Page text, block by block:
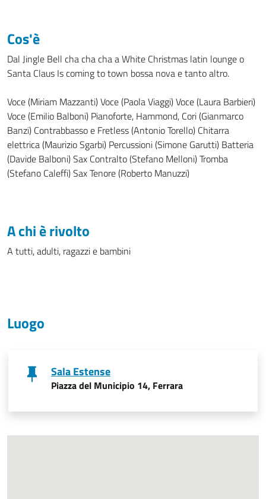
Cos'è
Dal Jingle Bell cha cha cha a White Christmas latin lounge o
Santa Claus Is coming to town bossa nova e tanto altro.
Voce (Miriam Mazzanti) Voce (Paola Viaggi) Voce (Laura Barbieri)
Voce (Emilio Balboni) Pianoforte, Hammond, Cori (Gianmarco
Banzi) Contrabbasso e Fretless (Antonio Torello) Chitarra
elettrica (Maurizio Sgarbi) Percussioni (Simone Garutti) Batteria
(Davide Balboni) Sax Contralto (Stefano Melloni) Tromba
(Stefano Caleffi) Sax Tenore (Roberto Manuzzi)
A chi è rivolto
A tutti, adulti, ragazzi e bambini
Luogo
Sala Estense
Piazza del Municipio 14, Ferrara